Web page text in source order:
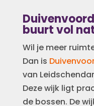
buurt vol
Wil je meer
Dan is
van
Deze wijk ligt
de bossen. De